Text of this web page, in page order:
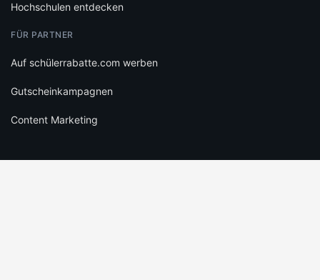
Hochschulen entdecken
FÜR PARTNER
Auf schülerrabatte.com werben
Gutscheinkampagnen
Content Marketing